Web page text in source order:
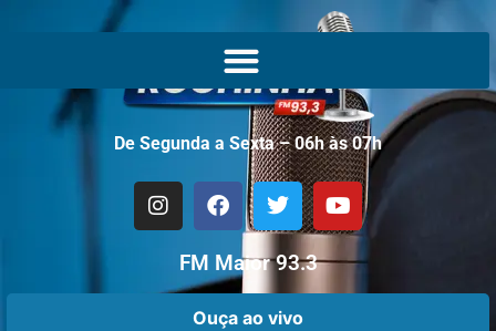
De Segunda a Sexta – 06h às 07h
FM Maior 93.3
Ouça ao vivo